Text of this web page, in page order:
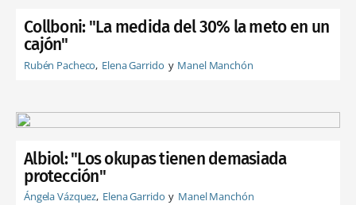
Collboni: "La medida del 30% la meto en un
cajón"
Rubén Pacheco Elena Garrido Manel Manchón
Albiol: "Los okupas tienen demasiada
protección"
Ángela Vázquez Elena Garrido Manel Manchón